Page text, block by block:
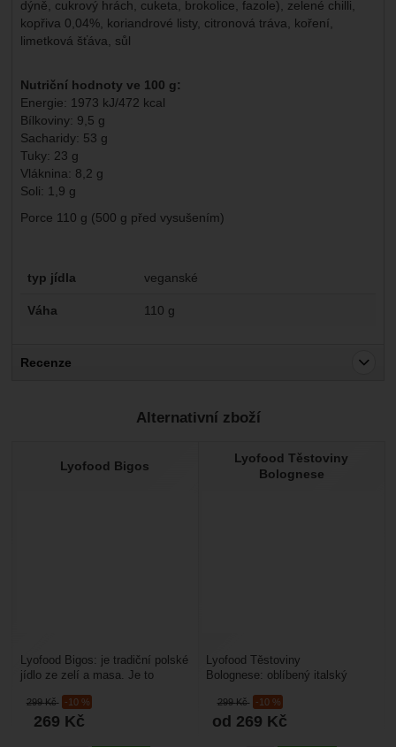
dýně, cukrový hrách, cuketa, brokolice, fazole), zelené chilli,
kopřiva 0,04%, koriandrové listy, citronová tráva, koření,
limetková šťáva, sůl
Nutriční hodnoty ve 100 g:
Energie: 1973 kJ/472 kcal
Bílkoviny: 9,5 g
Sacharidy: 53 g
Tuky: 23 g
Vláknina: 8,2 g
Soli: 1,9 g
Porce 110 g (500 g před vysušením)
Parametry
typ jídla veganské
Váha 110 g
Recenze
Nebyla přidána žádná recenze.
Alternativní zboží
Lyofood Bigos
299Kč -10 %
269 Kč
Lyofood Bigos: je tradiční polské
jídlo ze zelí a masa. Je to
lyofilizací (vymrazováním)....
Lyofood Těstoviny
Bolognese
299Kč -10 %
od 269 Kč
Lyofood Těstoviny
Bolognese: oblíbený italský
rajčatové omáčce s penne.
Využijete...